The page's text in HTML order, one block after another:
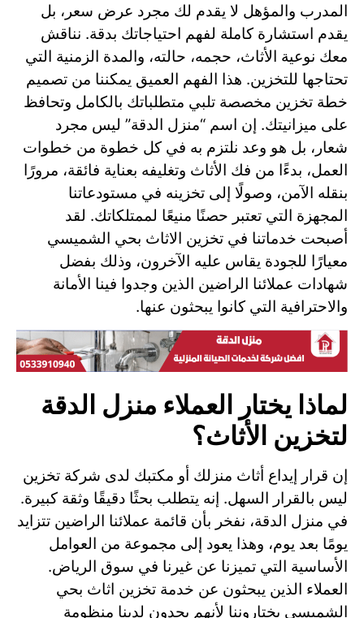
المدرب والمؤهل لا يقدم لك مجرد عرض سعر، بل
يقدم استشارة كاملة لفهم احتياجاتك بدقة. نناقش
معك نوعية الأثاث، حجمه، حالته، والمدة الزمنية التي
تحتاجها للتخزين. هذا الفهم العميق يمكننا من تصميم
خطة تخزين مخصصة تلبي متطلباتك بالكامل وتحافظ
على ميزانيتك. إن اسم “منزل الدقة” ليس مجرد
شعار، بل هو وعد نلتزم به في كل خطوة من خطوات
العمل، بدءًا من فك الأثاث وتغليفه بعناية فائقة، مرورًا
بنقله الآمن، وصولًا إلى تخزينه في مستودعاتنا
المجهزة التي تعتبر حصنًا منيعًا لممتلكاتك. لقد
أصبحت خدماتنا في تخزين الاثاث بحي الشميسي
معيارًا للجودة يقاس عليه الآخرون، وذلك بفضل
شهادات عملائنا الراضين الذين وجدوا فينا الأمانة
والاحترافية التي كانوا يبحثون عنها.
لماذا يختار العملاء منزل الدقة
لتخزين الأثاث؟
إن قرار إيداع أثاث منزلك أو مكتبك لدى شركة تخزين
ليس بالقرار السهل. إنه يتطلب بحثًا دقيقًا وثقة كبيرة.
في منزل الدقة، نفخر بأن قائمة عملائنا الراضين تتزايد
يومًا بعد يوم، وهذا يعود إلى مجموعة من العوامل
الأساسية التي تميزنا عن غيرنا في سوق الرياض.
العملاء الذين يبحثون عن خدمة تخزين اثاث بحي
الشميسي يختاروننا لأنهم يجدون لدينا منظومة